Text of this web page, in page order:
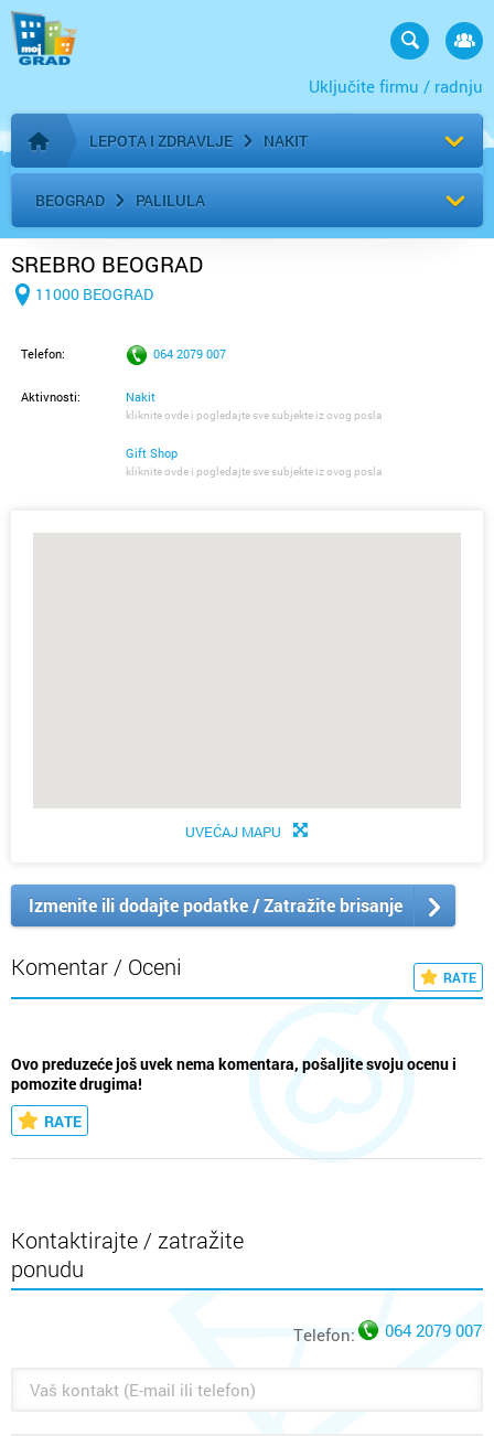
Uključite firmu / radnju
Početna stranica
LEPOTA I ZDRAVLJE NAKIT
BEOGRAD PALILULA
SREBRO BEOGRAD
11000 BEOGRAD
Telefon: 064 2079 007
Aktivnosti: Nakit
kliknite ovde i pogledajte sve subjekte iz ovog posla
Gift Shop
kliknite ovde i pogledajte sve subjekte iz ovog posla
UVEĆAJ MAPU
Izmenite ili dodajte podatke / Zatražite brisanje
Komentar / Oceni RATE
Ovo preduzeće još uvek nema komentara, pošaljite svoju ocenu i
pomozite drugima!
RATE
Kontaktirajte / zatražite
ponudu
Telefon: 064 2079 007